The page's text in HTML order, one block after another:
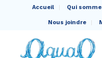
Accueil Qui
Nous joindre